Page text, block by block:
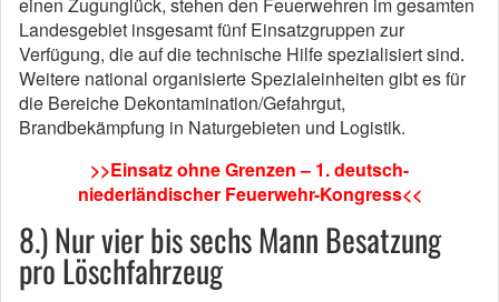
Landesgebiet insgesamt fünf Einsatzgruppen zur
Verfügung, die auf die technische Hilfe spezialisiert sind.
Weitere national organisierte Spezialeinheiten gibt es für
die Bereiche Dekontamination/Gefahrgut,
Brandbekämpfung in Naturgebieten und Logistik.
>>Einsatz ohne Grenzen – 1. deutsch-
niederländischer Feuerwehr-Kongress<<
8.) Nur vier bis sechs Mann Besatzung
pro Löschfahrzeug